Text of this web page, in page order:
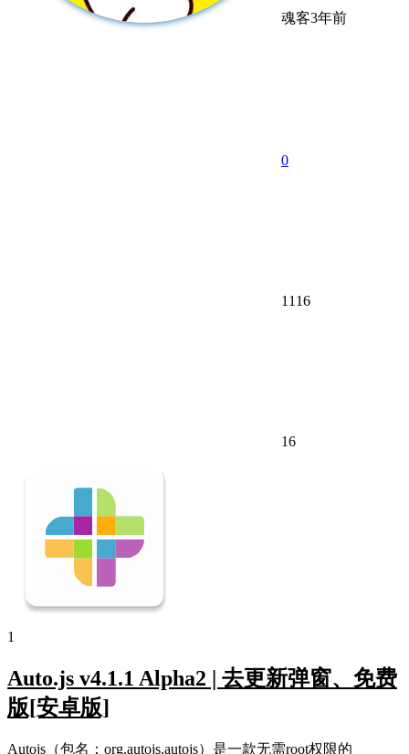
魂客3年前
0
1116
16
1
Auto.js v4.1.1 Alpha2 | 去更新弹窗、免费
版[安卓版]
Autojs（包名：org.autojs.autojs）是一款无需root权限的